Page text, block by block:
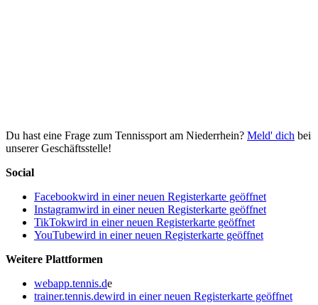
Du hast eine Frage zum Tennissport am Niederrhein? Meld' dich bei
unserer Geschäftsstelle!
Social
Facebookwird in einer neuen Registerkarte geöffnet
Instagramwird in einer neuen Registerkarte geöffnet
TikTokwird in einer neuen Registerkarte geöffnet
YouTubewird in einer neuen Registerkarte geöffnet
Weitere Plattformen
webapp.tennis.de
trainer.tennis.dewird in einer neuen Registerkarte geöffnet